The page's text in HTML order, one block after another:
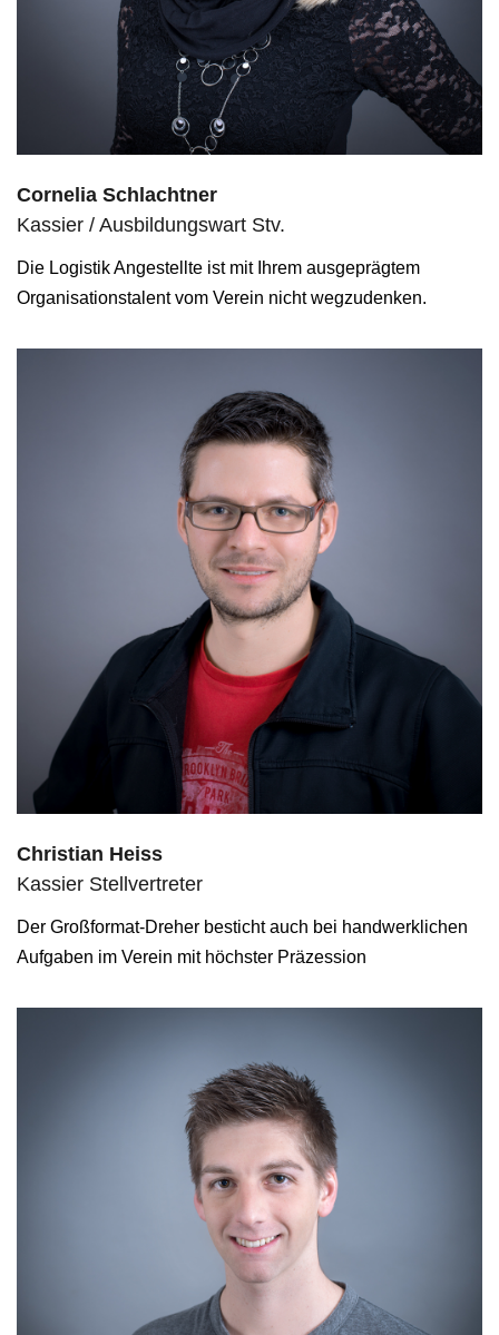
Cornelia Schlachtner
Kassier / Ausbildungswart Stv.
Die Logistik Angestellte ist mit Ihrem ausgeprägtem
Organisationstalent vom Verein nicht wegzudenken.
Christian Heiss
Kassier Stellvertreter
Der Großformat-Dreher besticht auch bei handwerklichen
Aufgaben im Verein mit höchster Präzession